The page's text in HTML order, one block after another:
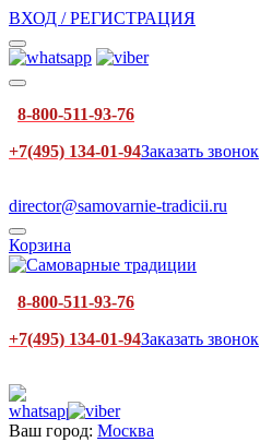
ВХОД / РЕГИСТРАЦИЯ
8-800-511-93-76
+7(495) 134-01-94Заказать звонок
director@samovarnie-tradicii.ru
Корзина
8-800-511-93-76
+7(495) 134-01-94Заказать звонок
Ваш город: Москва